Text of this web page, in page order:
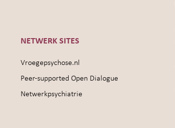
NETWERK SITES
Vroegepsychose.nl
Peer-supported Open Dialogue
Netwerkpsychiatrie